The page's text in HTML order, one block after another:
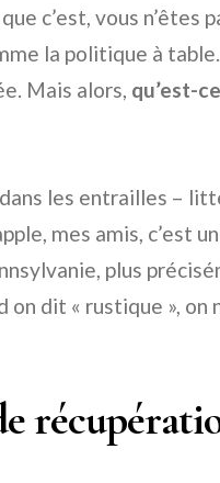
c’est, vous n’êtes
la politique à
Mais alors, qu’est-
les entrailles –
mes amis, c’est
plus
dit « rustique », on